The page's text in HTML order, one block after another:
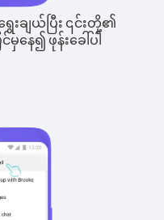
ချယ်ပြီး ၎င်းတို့၏
ေ၍ ဖုန်းခေါ်ပါ